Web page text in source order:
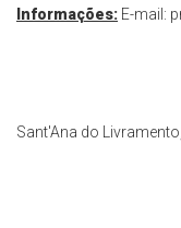
Informações: E-mail:
Sant'Ana do